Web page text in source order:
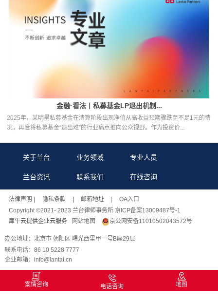
金融·看法丨私募基金LP退出机制...
2025年，某明星私募基金在清算阶段出现净值从高收益预期骤跌至不足1元的情
况，再度将私募基金“退出难”的行业痛点推向公众视野。作为投资价...
关于兰台 业务领域 专业人员
兰台资讯 联系我们 在线咨询
法律声明 | 隐私条款 | 邮箱地址
| OA入口
Copyright ©2021- 2023 兰台律师事务所 京ICP备案13009487号-1
犀牛云提供企业云服务
网站地图 京公网安备11010502043572号
办公地址：北京市 朝阳区 曙光西里甲一号B座29层
联系电话：86 10 5228 7777
企业邮箱：info@lantai.cn
案情咨询 电话咨询 地图